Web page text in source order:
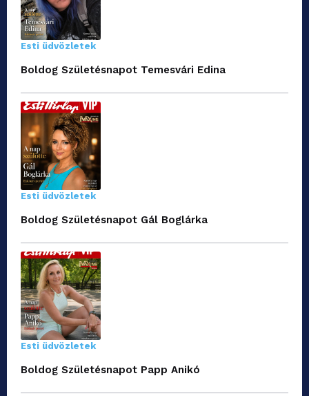
Esti üdvözletek
Boldog Születésnapot Temesvári Edina
Esti üdvözletek
Boldog Születésnapot Gál Boglárka
Esti üdvözletek
Boldog Születésnapot Papp Anikó